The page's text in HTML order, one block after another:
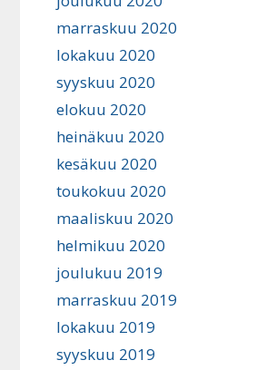
marraskuu 2020
lokakuu 2020
syyskuu 2020
elokuu 2020
heinäkuu 2020
kesäkuu 2020
toukokuu 2020
maaliskuu 2020
helmikuu 2020
joulukuu 2019
marraskuu 2019
lokakuu 2019
syyskuu 2019